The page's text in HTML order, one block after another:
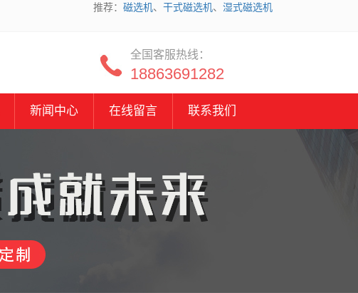
推荐： 磁选机、 干式磁选机、 湿式磁选机
全国客服热线：
18863691282
新闻中心 在线留言 联系我们